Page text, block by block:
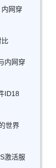
网穿
比
内网穿
ID18
世界
激活服